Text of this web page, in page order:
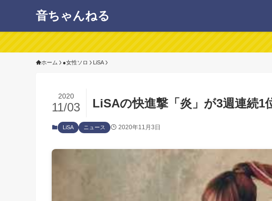
音ちゃんねる
ホーム ●女性ソロ LiSA
LiSAの快進撃「炎」が3週連続1
2020
11/03
LiSA ニュース 2020年11月3日